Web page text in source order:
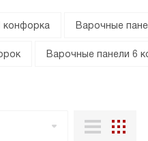
конфорка Варочные
Варочные панели 6